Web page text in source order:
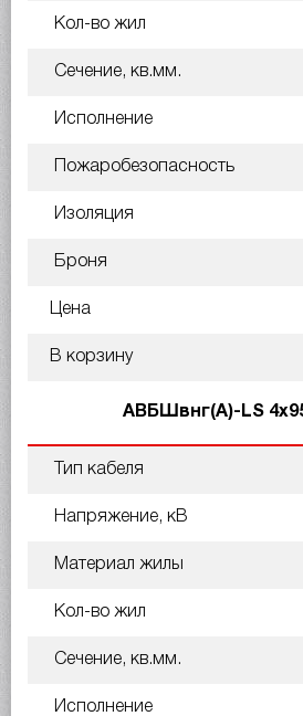
Кол-во жил
Сечение, кв.мм.
Исполнение
Пожаробезопасность
Изоляция
Броня
Цена
В корзину
АВБШвнг(A)-LS
Тип кабеля
Напряжение, кВ
Материал жилы
Кол-во жил
Сечение, кв.мм.
Исполнение